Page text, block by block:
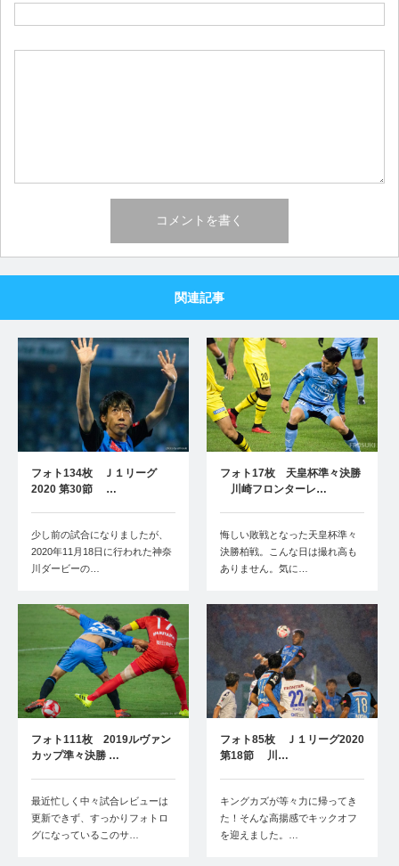
関連記事
フォト134枚 Ｊ１リーグ
2020 第30節 …
少し前の試合になりましたが、
2020年11月18日に行われた神奈
川ダービーの…
フォト17枚 天皇杯準々決勝
川崎フロンターレ…
悔しい敗戦となった天皇杯準々
決勝柏戦。こんな日は撮れ高も
ありません。気に…
フォト111枚 2019ルヴァン
カップ準々決勝 …
最近忙しく中々試合レビューは
更新できず、すっかりフォトロ
グになっているこのサ…
フォト85枚 Ｊ１リーグ2020
第18節 川…
キングカズが等々力に帰ってき
た！そんな高揚感でキックオフ
を迎えました。…